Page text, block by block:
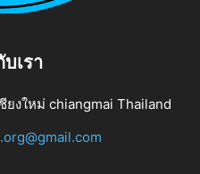
บเรา
ยงใหม่ chiangmai Thailand